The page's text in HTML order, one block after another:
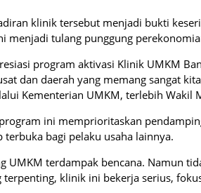
klinik tersebut menjadi bukti
menjadi tulang punggung
program aktivasi Klinik UMKM
dan daerah yang memang sangat
Kementerian UMKM, terlebih Wakil
ini memprioritaskan
terbuka bagi pelaku usaha lainnya.
UMKM terdampak bencana. Namun
terpenting, klinik ini bekerja serius,